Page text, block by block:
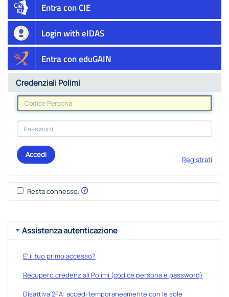
Entra con CIE
Login with eIDAS
Entra con eduGAIN
Credenziali Polimi
Accedi
Registrati
Resta connesso.
Assistenza autenticazione
E' il tuo primo accesso?
Recupero credenziali Polimi (codice persona e password)
Disattiva 2FA: accedi temporaneamente con le sole